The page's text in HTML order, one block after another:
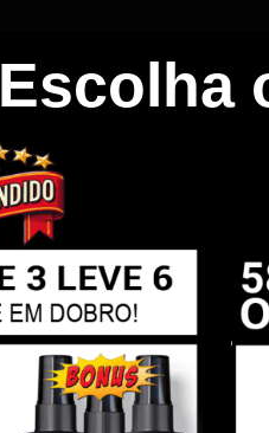
Escolha